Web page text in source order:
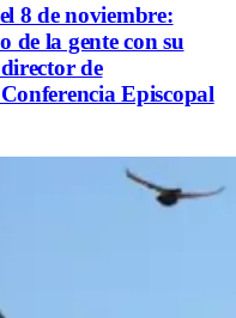
8 de noviembre:
de la gente con su
de
Episcopal